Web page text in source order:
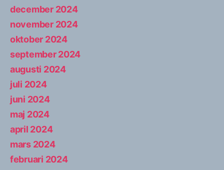
december 2024
november 2024
oktober 2024
september 2024
augusti 2024
juli 2024
juni 2024
maj 2024
april 2024
mars 2024
februari 2024